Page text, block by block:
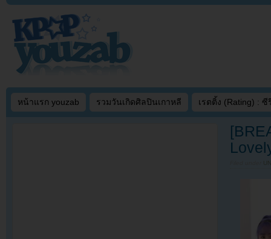
หน้าแรก youzab รวมวันเกิดศิลปินเกาหลี เรตติ้ง (Rating) : ซี